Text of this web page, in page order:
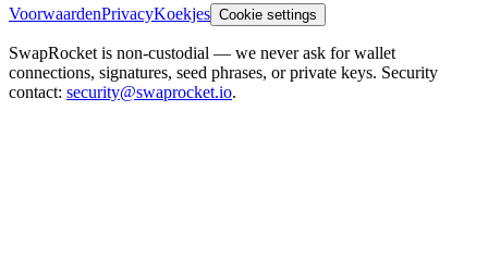
VoorwaardenPrivacyKoekjes Cookie settings
SwapRocket is non-custodial — we never ask for wallet
connections, signatures, seed phrases, or private keys. Security
contact: security@swaprocket.io.